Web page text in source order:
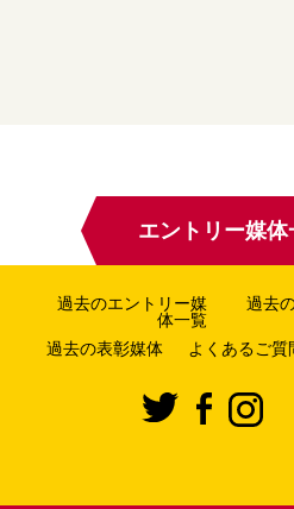
エントリー媒
過去のエントリー媒
体一覧
過去
過去の表彰媒体 よくあるご質